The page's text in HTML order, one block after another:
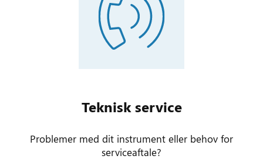
Teknisk service
Problemer med dit instrument eller behov for
serviceaftale?